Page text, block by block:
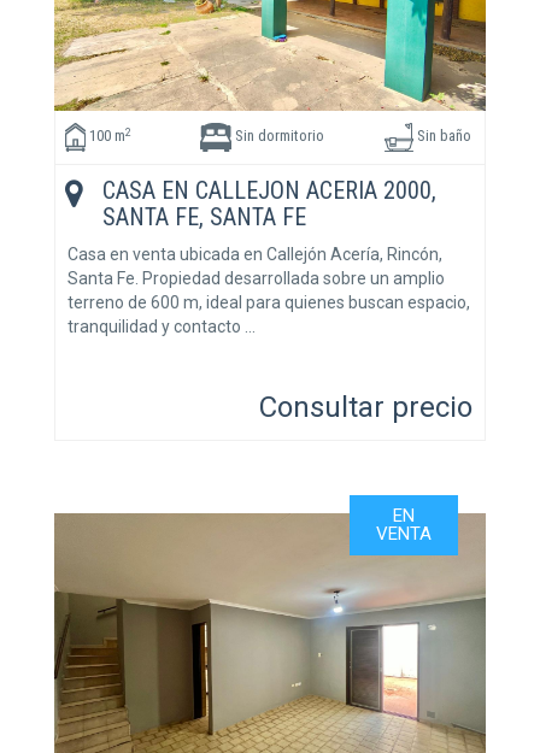
100 m2 Sin dormitorio Sin baño
CASA EN CALLEJON ACERIA 2000,
SANTA FE, SANTA FE
Casa en venta ubicada en Callejón Acería, Rincón,
Santa Fe. Propiedad desarrollada sobre un amplio
terreno de 600 m, ideal para quienes buscan espacio,
tranquilidad y contacto …
Consultar precio
EN
VENTA